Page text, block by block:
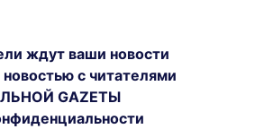
ждут ваши новости
с читателями
GAZЕТЫ